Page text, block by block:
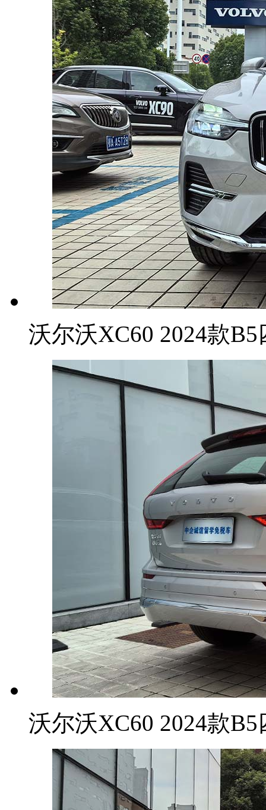
沃尔沃XC60 2024款
沃尔沃XC60 2024款